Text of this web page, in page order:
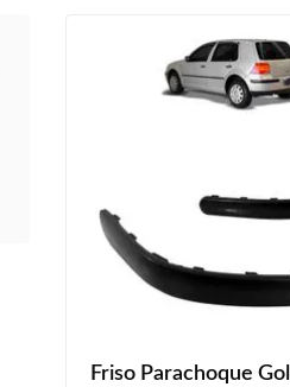
Friso Parachoque